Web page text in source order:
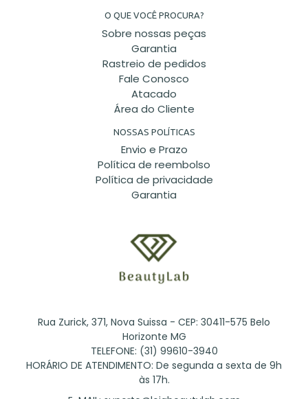
O QUE VOCÊ PROCURA?
Sobre nossas peças
Garantia
Rastreio de pedidos
Fale Conosco
Atacado
Área do Cliente
NOSSAS POLÍTICAS
Envio e Prazo
Política de reembolso
Política de privacidade
Garantia
Rua Zurick, 371, Nova Suissa - CEP: 30411-575 Belo
Horizonte MG
TELEFONE: (31) 99610-3940
HORÁRIO DE ATENDIMENTO: De segunda a sexta de 9h
às 17h.